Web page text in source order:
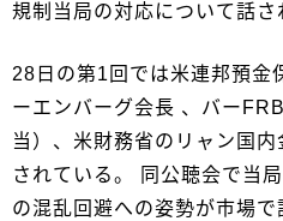
規制当局の対応について話さ
28日の第1回では米連邦預金
ーエンバーグ会長 、バー
当）、米財務省のリャン国
されている。 同公聴会で当
の混乱回避への姿勢が市場で